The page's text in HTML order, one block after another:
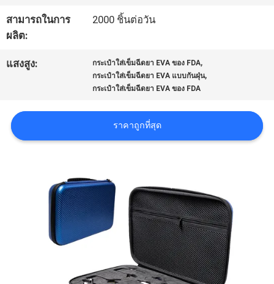
เว็บไซต์
PRIVACY
สามารถในการ
ผลิต:
2000 ชิ้นต่อวัน
แสงสูง: กระเป๋าใส่เข็มฉีดยา EVA ของ FDA,
กระเป๋าใส่เข็มฉีดยา EVA แบบกันฝุ่น,
กระเป๋าใส่เข็มฉีดยา EVA ของ FDA
ราคาถูกที่สุด